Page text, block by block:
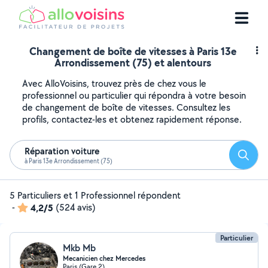
Changement de boîte de vitesses à Paris 13e
Arrondissement (75) et alentours
Avec AlloVoisins, trouvez près de chez vous le
professionnel ou particulier qui répondra à votre besoin
de changement de boîte de vitesses. Consultez les
profils, contactez-les et obtenez rapidement réponse.
Réparation voiture
à Paris 13e Arrondissement (75)
5 Particuliers et 1 Professionnel répondent
-
4,2/5 (524 avis)
Particulier
Mkb Mb
Mecanicien chez Mercedes